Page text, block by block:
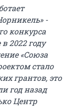
-
конкурса
2022 году
«Союза
стало
грантов, это
год назад
Центр